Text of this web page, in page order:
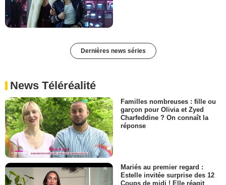
Dernières news séries
News Téléréalité
Familles nombreuses : fille ou
garçon pour Olivia et Zyed
Charfeddine ? On connaît la
réponse
Mariés au premier regard :
Estelle invitée surprise des 12
Coups de midi ! Elle réagit